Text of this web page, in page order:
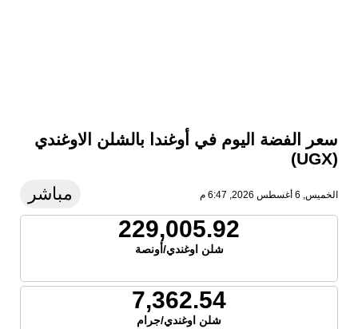
سعر الفضة اليوم في أوغندا بالشلن الاوغندي
(UGX)
الخميس, 6 أغسطس 2026, 6:47 م مباشر
229,005.92
شلن اوغندي/أونصة
7,362.54
شلن اوغندي/جرام